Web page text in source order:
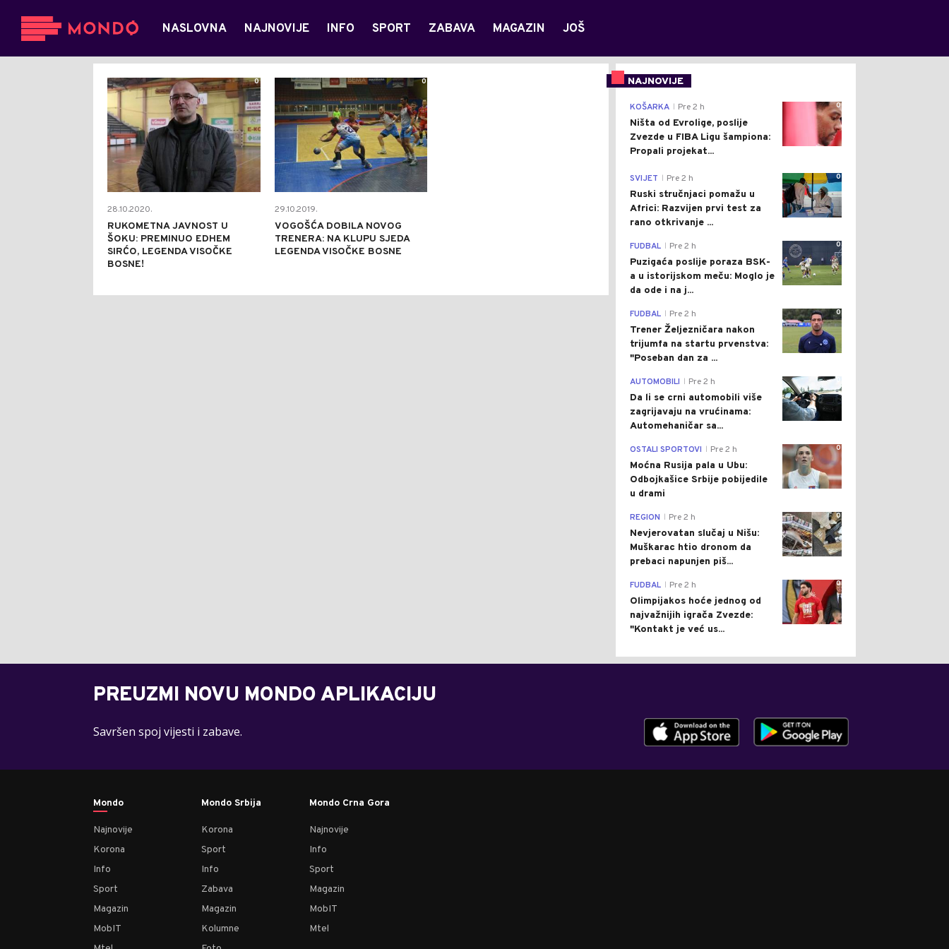
NASLOVNA NAJNOVIJE INFO SPORT ZABAVA MAGAZIN JOŠ
28.10.2020.
RUKOMETNA JAVNOST U
ŠOKU: PREMINUO EDHEM
SIRĆO, LEGENDA VISOČKE
BOSNE!
0
29.10.2019.
VOGOŠĆA DOBILA NOVOG
TRENERA: NA KLUPU SJEDA
LEGENDA VISOČKE BOSNE
0 NAJNOVIJE
0
KOŠARKA Pre 2 h
Ništa od Evrolige, poslije
Zvezde u FIBA Ligu šampiona:
Propali projekat...
0
SVIJET Pre 2 h
Ruski stručnjaci pomažu u
Africi: Razvijen prvi test za
rano otkrivanje ...
0
FUDBAL Pre 2 h
Puzigaća poslije poraza BSK-
a u istorijskom meču: Moglo je
da ode i na j...
0
FUDBAL Pre 2 h
Trener Željezničara nakon
trijumfa na startu prvenstva:
"Poseban dan za ...
0
AUTOMOBILI Pre 2 h
Da li se crni automobili više
zagrijavaju na vrućinama:
Automehaničar sa...
0
OSTALI SPORTOVI Pre 2 h
Moćna Rusija pala u Ubu:
Odbojkašice Srbije pobijedile
u drami
0
REGION Pre 2 h
Nevjerovatan slučaj u Nišu:
Muškarac htio dronom da
prebaci napunjen piš...
0
FUDBAL Pre 2 h
Olimpijakos hoće jednog od
najvažnijih igrača Zvezde:
"Kontakt je već us...
PREUZMI NOVU MONDO APLIKACIJU
Savršen spoj vijesti i zabave.
Mondo
Najnovije
Korona
Info
Sport
Magazin
MobIT
Mondo Srbija
Korona
Sport
Info
Zabava
Magazin
Kolumne
Mondo Crna Gora
Najnovije
Info
Sport
Magazin
MobIT
Mtel